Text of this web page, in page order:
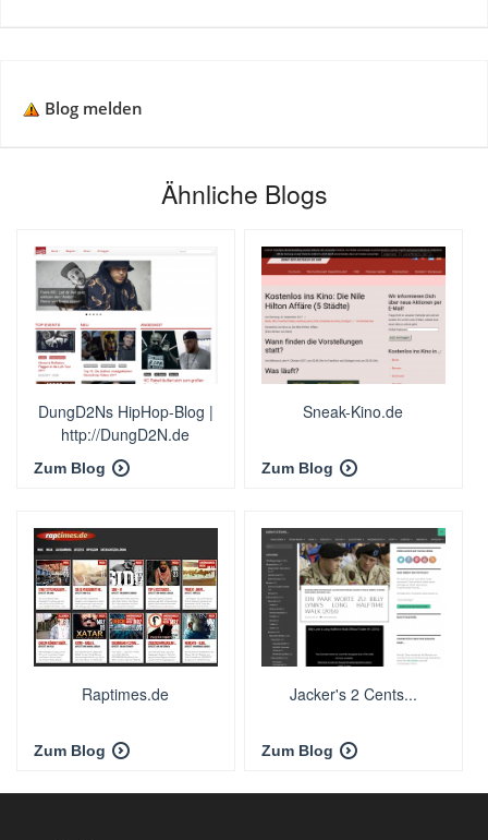
Blog melden
Ähnliche Blogs
DungD2Ns HipHop-Blog |
http://DungD2N.de
Zum Blog
Sneak-Kino.de
Zum Blog
Raptimes.de
Zum Blog
Jacker's 2 Cents...
Zum Blog